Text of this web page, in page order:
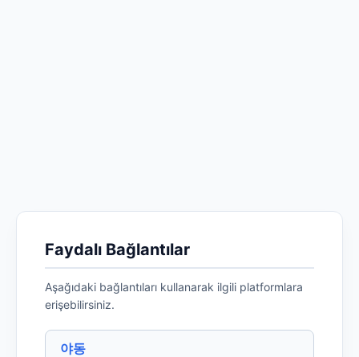
Faydalı Bağlantılar
Aşağıdaki bağlantıları kullanarak ilgili platformlara
erişebilirsiniz.
야동